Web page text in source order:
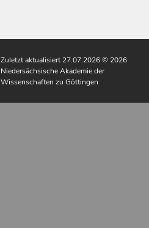
Zuletzt aktualisiert 27.07.2026© 2026
Niedersächsische Akademie der
Wissenschaften zu Göttingen